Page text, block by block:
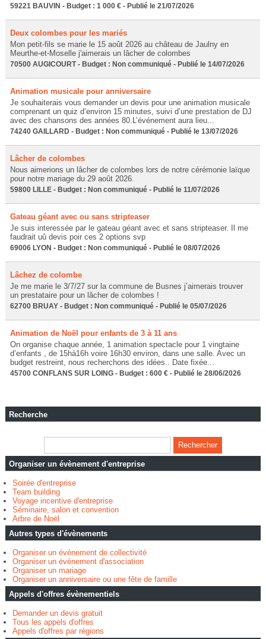
59221 BAUVIN - Budget : 1 000 € - Publié le 21/07/2026
Deux colombes pour les mariés
Mon petit-fils se marie le 15 août 2026 au château de Jaulny en
Meurthe-et-Moselle j'aimerais un lâcher de colombes
70500 AUGICOURT - Budget : Non communiqué - Publié le 14/07/2026
Animation musicale pour anniversaire
Je souhaiterais vous demander un devis pour une animation musicale
comprenant un quiz d’environ 15 minutes, suivi d’une prestation de DJ
avec des chansons des années 80.L’événement aura lieu...
74240 GAILLARD - Budget : Non communiqué - Publié le 13/07/2026
Lâcher de colombes
Nous aimerions un lâcher de colombes lors de notre cérémonie laïque
pour notre mariage du 29 août 2026.
59800 LILLE - Budget : Non communiqué - Publié le 11/07/2026
Gateau géant avec ou sans stripteaser
Je suis interessée par le gateau géant avec et sans stripteaser. Il me
faudrait uû devis poir ces 2 options svp
69006 LYON - Budget : Non communiqué - Publié le 08/07/2026
Lâchez de colombe
Je me marie le 3/7/27 sur la commune de Busnes j’aimerais trouver
un prestataire pour un lâcher de colombes !
62700 BRUAY - Budget : Non communiqué - Publié le 05/07/2026
Animation de Noël pour enfants de 3 à 11 ans
On organise chaque année, 1 animation spectacle pour 1 vingtaine
d’enfants , de 15hà16h voire 16h30 environ, dans une salle. Avec un
budget restreint, nous recherchons des idées.. Date fixée...
45700 CONFLANS SUR LOING - Budget : 600 € - Publié le 28/06/2026
Recherche
Organiser un évènement d'entreprise
Soirée d'entreprise
Team building
Voyage incentive d'entreprise
Séminaire, salon et convention
Arbre de Noël
Autres types d'évènements
Organiser un évènement de collectivité
Organiser un évènement d'association
Organiser un mariage
Organiser un anniversaire ou une fête de famille
Appels d'offres évènementiels
Demander un devis gratuit
Tous les appels d'offres
Appels d'offres par régions